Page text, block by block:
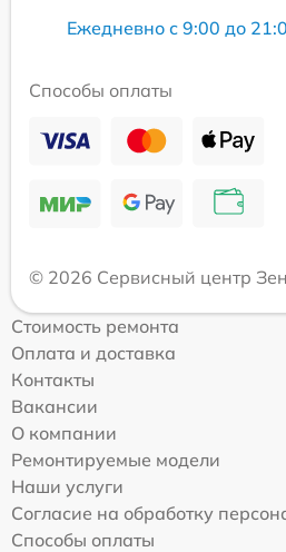
Ежедневно с 9:00 до
Способы оплаты
© 2026 Сервисный центр
Стоимость ремонта
Оплата и доставка
Контакты
Вакансии
О компании
Ремонтируемые модели
Наши услуги
Согласие на обработку
Способы оплаты